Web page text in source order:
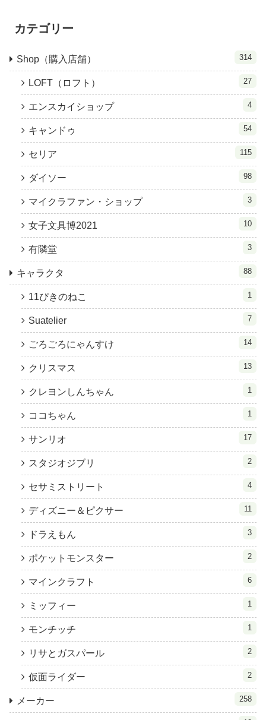
カテゴリー
Shop（購入店舗） 314
LOFT（ロフト） 27
エンスカイショップ 4
キャンドゥ 54
セリア 115
ダイソー 98
マイクラファン・ショップ 3
女子文具博2021 10
有隣堂 3
キャラクタ 88
11ぴきのねこ 1
Suatelier 7
ごろごろにゃんすけ 14
クリスマス 13
クレヨンしんちゃん 1
ココちゃん 1
サンリオ 17
スタジオジブリ 2
セサミストリート 4
ディズニー＆ピクサー 11
ドラえもん 3
ポケットモンスター 2
マインクラフト 6
ミッフィー 1
モンチッチ 1
リサとガスパール 2
仮面ライダー 2
メーカー 258